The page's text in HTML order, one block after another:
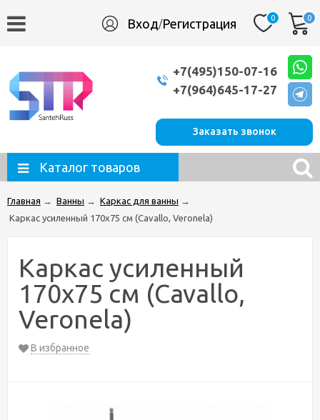
Вход/Регистрация 0 0
+7(495)150-07-16
+7(964)645-17-27
Заказать звонок
Каталог товаров
Главная → Ванны → Каркас для ванны →
Каркас усиленный 170х75 см (Cavallo, Veronela)
Каркас усиленный
170х75 см (Cavallo,
Veronela)
В избранное